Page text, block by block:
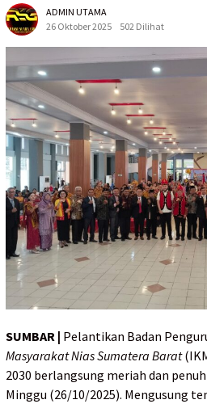
ADMIN UTAMA
26 Oktober 2025
502 Dilihat
SUMBAR | Pelantikan Badan
Masyarakat Nias Sumatera Barat
2030 berlangsung meriah dan
Minggu (26/10/2025). Mengusung